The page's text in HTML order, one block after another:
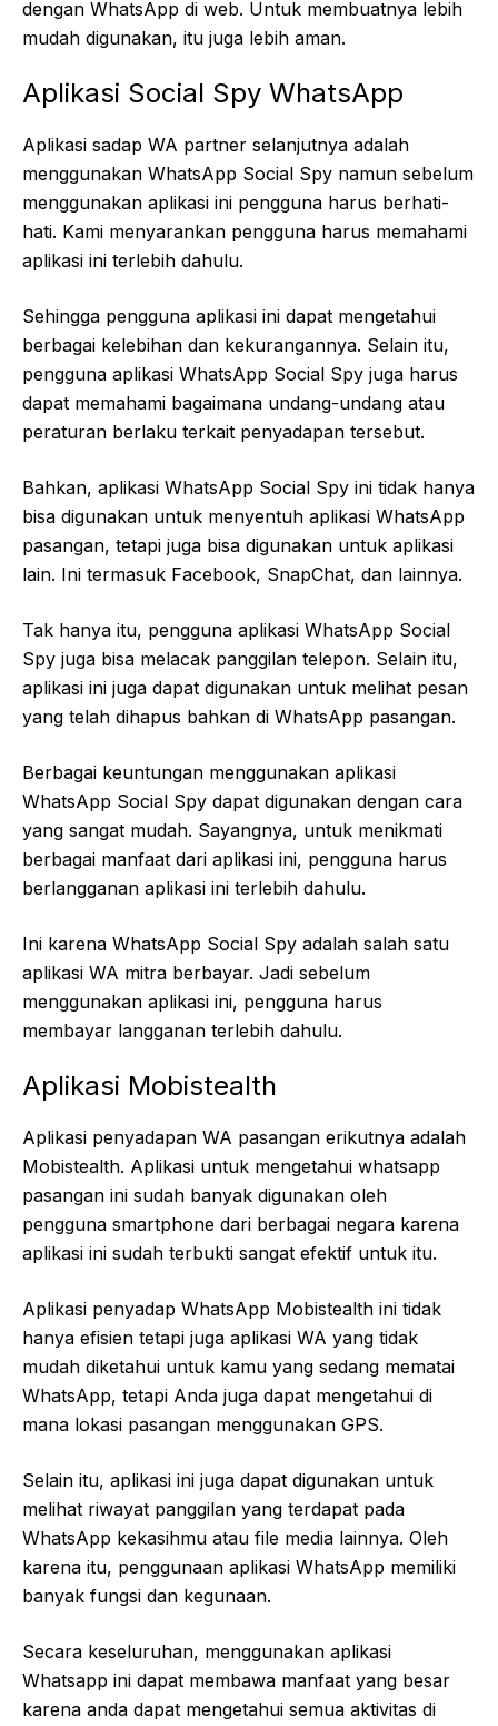
dengan WhatsApp di web. Untuk membuatnya lebih
mudah digunakan, itu juga lebih aman.
Aplikasi Social Spy WhatsApp
Aplikasi sadap WA partner selanjutnya adalah
menggunakan WhatsApp Social Spy namun sebelum
menggunakan aplikasi ini pengguna harus berhati-
hati. Kami menyarankan pengguna harus memahami
aplikasi ini terlebih dahulu.
Sehingga pengguna aplikasi ini dapat mengetahui
berbagai kelebihan dan kekurangannya. Selain itu,
pengguna aplikasi WhatsApp Social Spy juga harus
dapat memahami bagaimana undang-undang atau
peraturan berlaku terkait penyadapan tersebut.
Bahkan, aplikasi WhatsApp Social Spy ini tidak hanya
bisa digunakan untuk menyentuh aplikasi WhatsApp
pasangan, tetapi juga bisa digunakan untuk aplikasi
lain. Ini termasuk Facebook, SnapChat, dan lainnya.
Tak hanya itu, pengguna aplikasi WhatsApp Social
Spy juga bisa melacak panggilan telepon. Selain itu,
aplikasi ini juga dapat digunakan untuk melihat pesan
yang telah dihapus bahkan di WhatsApp pasangan.
Berbagai keuntungan menggunakan aplikasi
WhatsApp Social Spy dapat digunakan dengan cara
yang sangat mudah. Sayangnya, untuk menikmati
berbagai manfaat dari aplikasi ini, pengguna harus
berlangganan aplikasi ini terlebih dahulu.
Ini karena WhatsApp Social Spy adalah salah satu
aplikasi WA mitra berbayar. Jadi sebelum
menggunakan aplikasi ini, pengguna harus
membayar langganan terlebih dahulu.
Aplikasi Mobistealth
Aplikasi penyadapan WA pasangan erikutnya adalah
Mobistealth. Aplikasi untuk mengetahui whatsapp
pasangan ini sudah banyak digunakan oleh
pengguna smartphone dari berbagai negara karena
aplikasi ini sudah terbukti sangat efektif untuk itu.
Aplikasi penyadap WhatsApp Mobistealth ini tidak
hanya efisien tetapi juga aplikasi WA yang tidak
mudah diketahui untuk kamu yang sedang mematai
WhatsApp, tetapi Anda juga dapat mengetahui di
mana lokasi pasangan menggunakan GPS.
Selain itu, aplikasi ini juga dapat digunakan untuk
melihat riwayat panggilan yang terdapat pada
WhatsApp kekasihmu atau file media lainnya. Oleh
karena itu, penggunaan aplikasi WhatsApp memiliki
banyak fungsi dan kegunaan.
Secara keseluruhan, menggunakan aplikasi
Whatsapp ini dapat membawa manfaat yang besar
karena anda dapat mengetahui semua aktivitas di